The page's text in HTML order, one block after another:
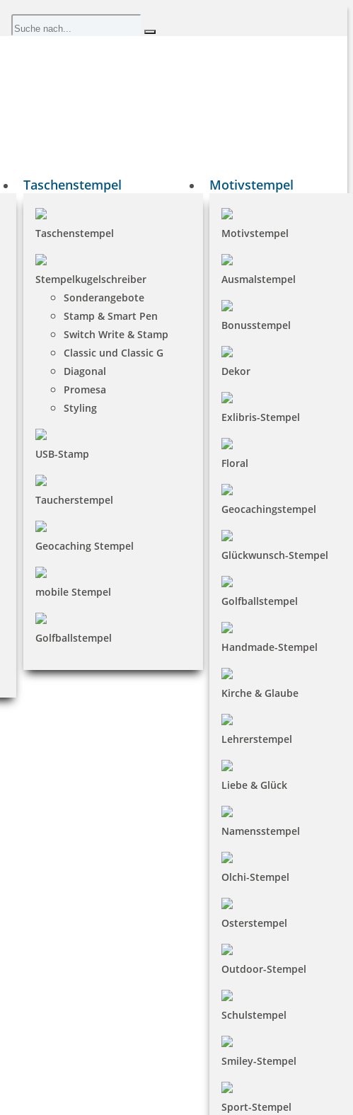
Taschenstempel
Taschenstempel
Stempelkugelschreiber
Sonderangebote
Stamp & Smart Pen
Switch Write & Stamp
Classic und Classic G
Diagonal
Promesa
Styling
USB-Stamp
Taucherstempel
Geocaching Stempel
mobile Stempel
Golfballstempel
Motivstempel
Motivstempel
Ausmalstempel
Bonusstempel
Dekor
Exlibris-Stempel
Floral
Geocachingstempel
Glückwunsch-Stempel
Golfballstempel
Handmade-Stempel
Kirche & Glaube
Lehrerstempel
Liebe & Glück
Namensstempel
Olchi-Stempel
Osterstempel
Outdoor-Stempel
Schulstempel
Smiley-Stempel
Sport-Stempel